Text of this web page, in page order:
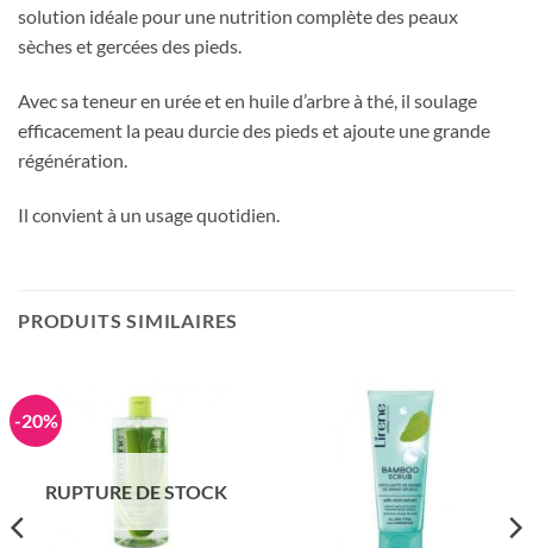
solution idéale pour une nutrition complète des peaux
sèches et gercées des pieds.
Avec sa teneur en urée et en huile d’arbre à thé, il soulage
efficacement la peau durcie des pieds et ajoute une grande
régénération.
Il convient à un usage quotidien.
PRODUITS SIMILAIRES
-20%
RUPTURE DE STOCK